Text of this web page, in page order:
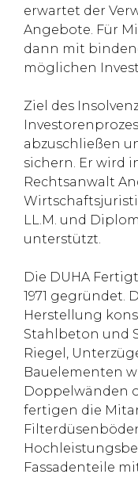
erwartet der
Angebote. Für
dann mit
möglichen
Ziel des
abzuschließen
sichern. Er wird
Rechtsanwalt
LL.M. und
unterstützt.
Die DUHA
1971 gegründet.
Herstellung
Stahlbeton und
Riegel,
Bauelementen
Doppelwänden
fertigen die
Fassadenteile